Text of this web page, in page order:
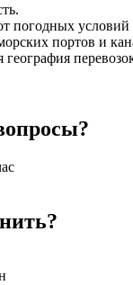
погодных
портов и